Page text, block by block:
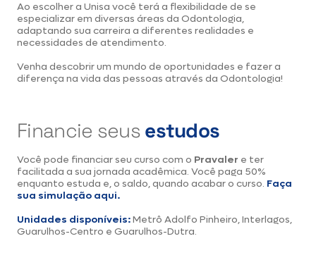
Ao escolher a Unisa você terá a flexibilidade de se
especializar em diversas áreas da Odontologia,
adaptando sua carreira a diferentes realidades e
necessidades de atendimento.
Venha descobrir um mundo de oportunidades e fazer a
diferença na vida das pessoas através da Odontologia!
Financie seusestudos
Você pode financiar seu curso com o Pravaler e ter
facilitada a sua jornada acadêmica. Você paga 50%
enquanto estuda e, o saldo, quando acabar o curso. Faça
sua simulação aqui.
Unidades disponíveis:Metrô Adolfo Pinheiro, Interlagos,
Guarulhos-Centro e Guarulhos-Dutra.